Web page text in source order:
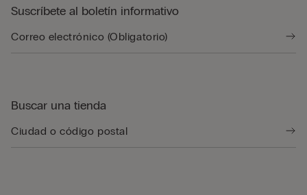
Suscríbete al boletín informativo
Buscar una tienda